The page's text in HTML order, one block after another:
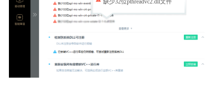
缺少32位pthreadvc2.dll文件